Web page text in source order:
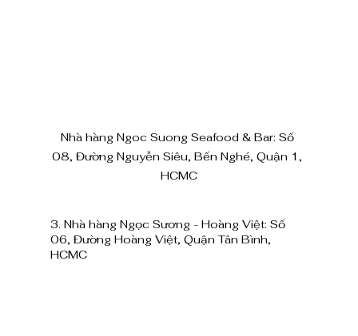
Nhà hàng Ngoc Suong Seafood & Bar: Số
08, Đường Nguyễn Siêu, Bến Nghé, Quận 1,
HCMC
3. Nhà hàng Ngọc Sương - Hoàng Việt: Số
06, Đường Hoàng Việt, Quận Tân Bình,
HCMC